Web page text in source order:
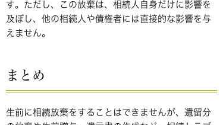
す。ただし、この放棄は、相続人自身だけに影響を
及ぼし、他の相続人や債権者には直接的な影響を与
えません。
まとめ
生前に相続放棄をすることはできませんが、遺留分